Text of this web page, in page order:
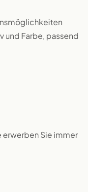
und Farbe, passend
erwerben Sie immer